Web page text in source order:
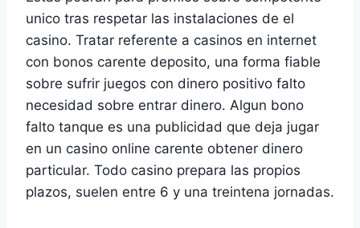
unico tras respetar las instalaciones de el
casino. Tratar referente a casinos en internet
con bonos carente deposito, una forma fiable
sobre sufrir juegos con dinero positivo falto
necesidad sobre entrar dinero. Algun bono
falto tanque es una publicidad que deja jugar
en un casino online carente obtener dinero
particular. Todo casino prepara las propios
plazos, suelen entre 6 y una treintena jornadas.